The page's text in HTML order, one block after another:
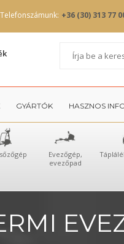
Telefonszámunk: +36 (30) 313 77
GYÁRTÓK HASZNOS
Evezőgép,
evezőpad